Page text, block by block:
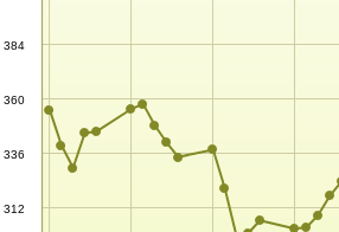
312
336
360
384